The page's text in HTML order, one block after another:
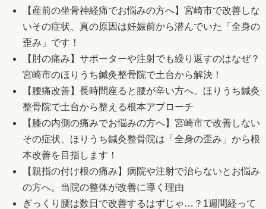
【産前の坐骨神経痛でお悩みの方へ】宮崎市で改善しな
いその症状、真の原因は妊娠前から潜んでいた「全身の
歪み」です！
【肘の痛み】サポーターや注射でも繰り返すのはなぜ？
宮崎市のほりうち鍼灸整骨院で土台から解決！
【腰痛改善】長時間座ると腰が辛い方へ。ほりうち鍼灸
整骨院で土台から整える根本アプローチ
【膝の内側の痛みでお悩みの方へ】宮崎市で改善しない
その症状、ほりうち鍼灸整骨院は「全身の歪み」から根
本改善を目指します！
【親指の付け根の痛み】病院や注射で治らないとお悩み
の方へ。当院の整体が改善に導く理由
ぎっくり腰は数日で改善するはずじゃ…？1週間経って